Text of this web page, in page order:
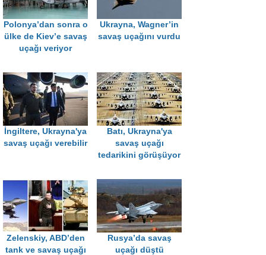
Polonya’dan sonra o
ülke de Kiev’e savaş
uçağı veriyor
Ukrayna, Wagner’in
savaş uçağını vurdu
İngiltere, Ukrayna'ya
savaş uçağı verebilir
Batı, Ukrayna'ya
savaş uçağı
tedarikini görüşüyor
Zelenskiy, ABD’den
tank ve savaş uçağı
Rusya’da savaş
uçağı düştü